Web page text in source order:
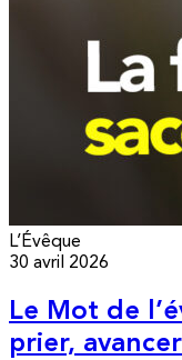
L’Évêque
30 avril 2026
Le Mot de
prier,